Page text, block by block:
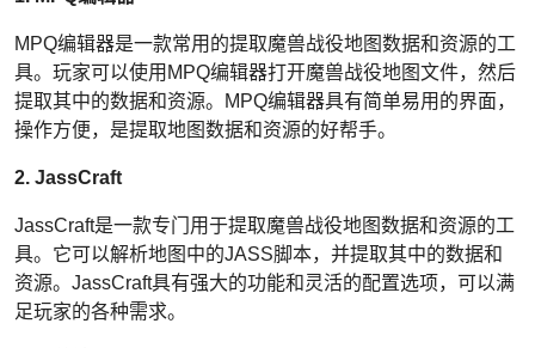
MPQ编辑器是一款常用的提取魔兽战役地图数据和资源的工
具。玩家可以使用MPQ编辑器打开魔兽战役地图文件，然后
提取其中的数据和资源。MPQ编辑器具有简单易用的界面，
操作方便，是提取地图数据和资源的好帮手。
2. JassCraft
JassCraft是一款专门用于提取魔兽战役地图数据和资源的工
具。它可以解析地图中的JASS脚本，并提取其中的数据和
资源。JassCraft具有强大的功能和灵活的配置选项，可以满
足玩家的各种需求。